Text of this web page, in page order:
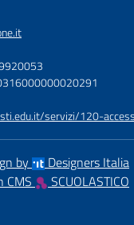
servizi/120-
by
Designers Italia
CMS
SCUOLASTICO